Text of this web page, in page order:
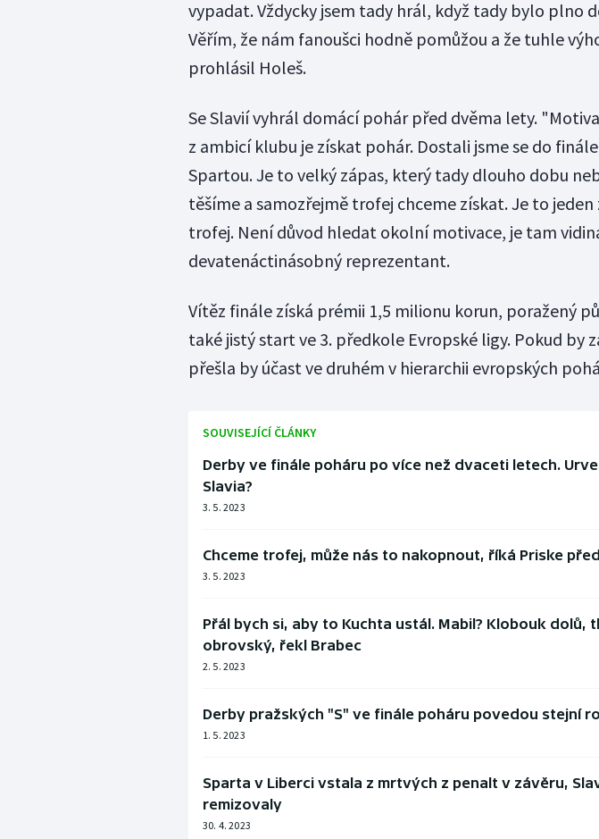
vypadat. Vždycky jsem tady hrál, když tady bylo plno
Věřím, že nám fanoušci hodně pomůžou a že tuhle
prohlásil Holeš.
Se Slavií vyhrál domácí pohár před dvěma lety.
z ambicí klubu je získat pohár. Dostali jsme se do
Spartou. Je to velký zápas, který tady dlouho dobu
těšíme a samozřejmě trofej chceme získat. Je to jeden
trofej. Není důvod hledat okolní motivace, je tam
devatenáctinásobný reprezentant.
Vítěz finále získá prémii 1,5 milionu korun, poražený
také jistý start ve 3. předkole Evropské ligy. Pokud by
přešla by účast ve druhém v hierarchii evropských
SOUVISEJÍCÍ ČLÁNKY
Derby ve finále poháru po více než dvaceti letech.
Slavia?
3. 5. 2023
Chceme trofej, může nás to nakopnout, říká Priske
3. 5. 2023
Přál bych si, aby to Kuchta ustál. Mabil? Klobouk dolů,
obrovský, řekl Brabec
2. 5. 2023
Derby pražských "S" ve finále poháru povedou stejní
1. 5. 2023
Sparta v Liberci vstala z mrtvých z penalt v závěru,
remizovaly
30. 4. 2023